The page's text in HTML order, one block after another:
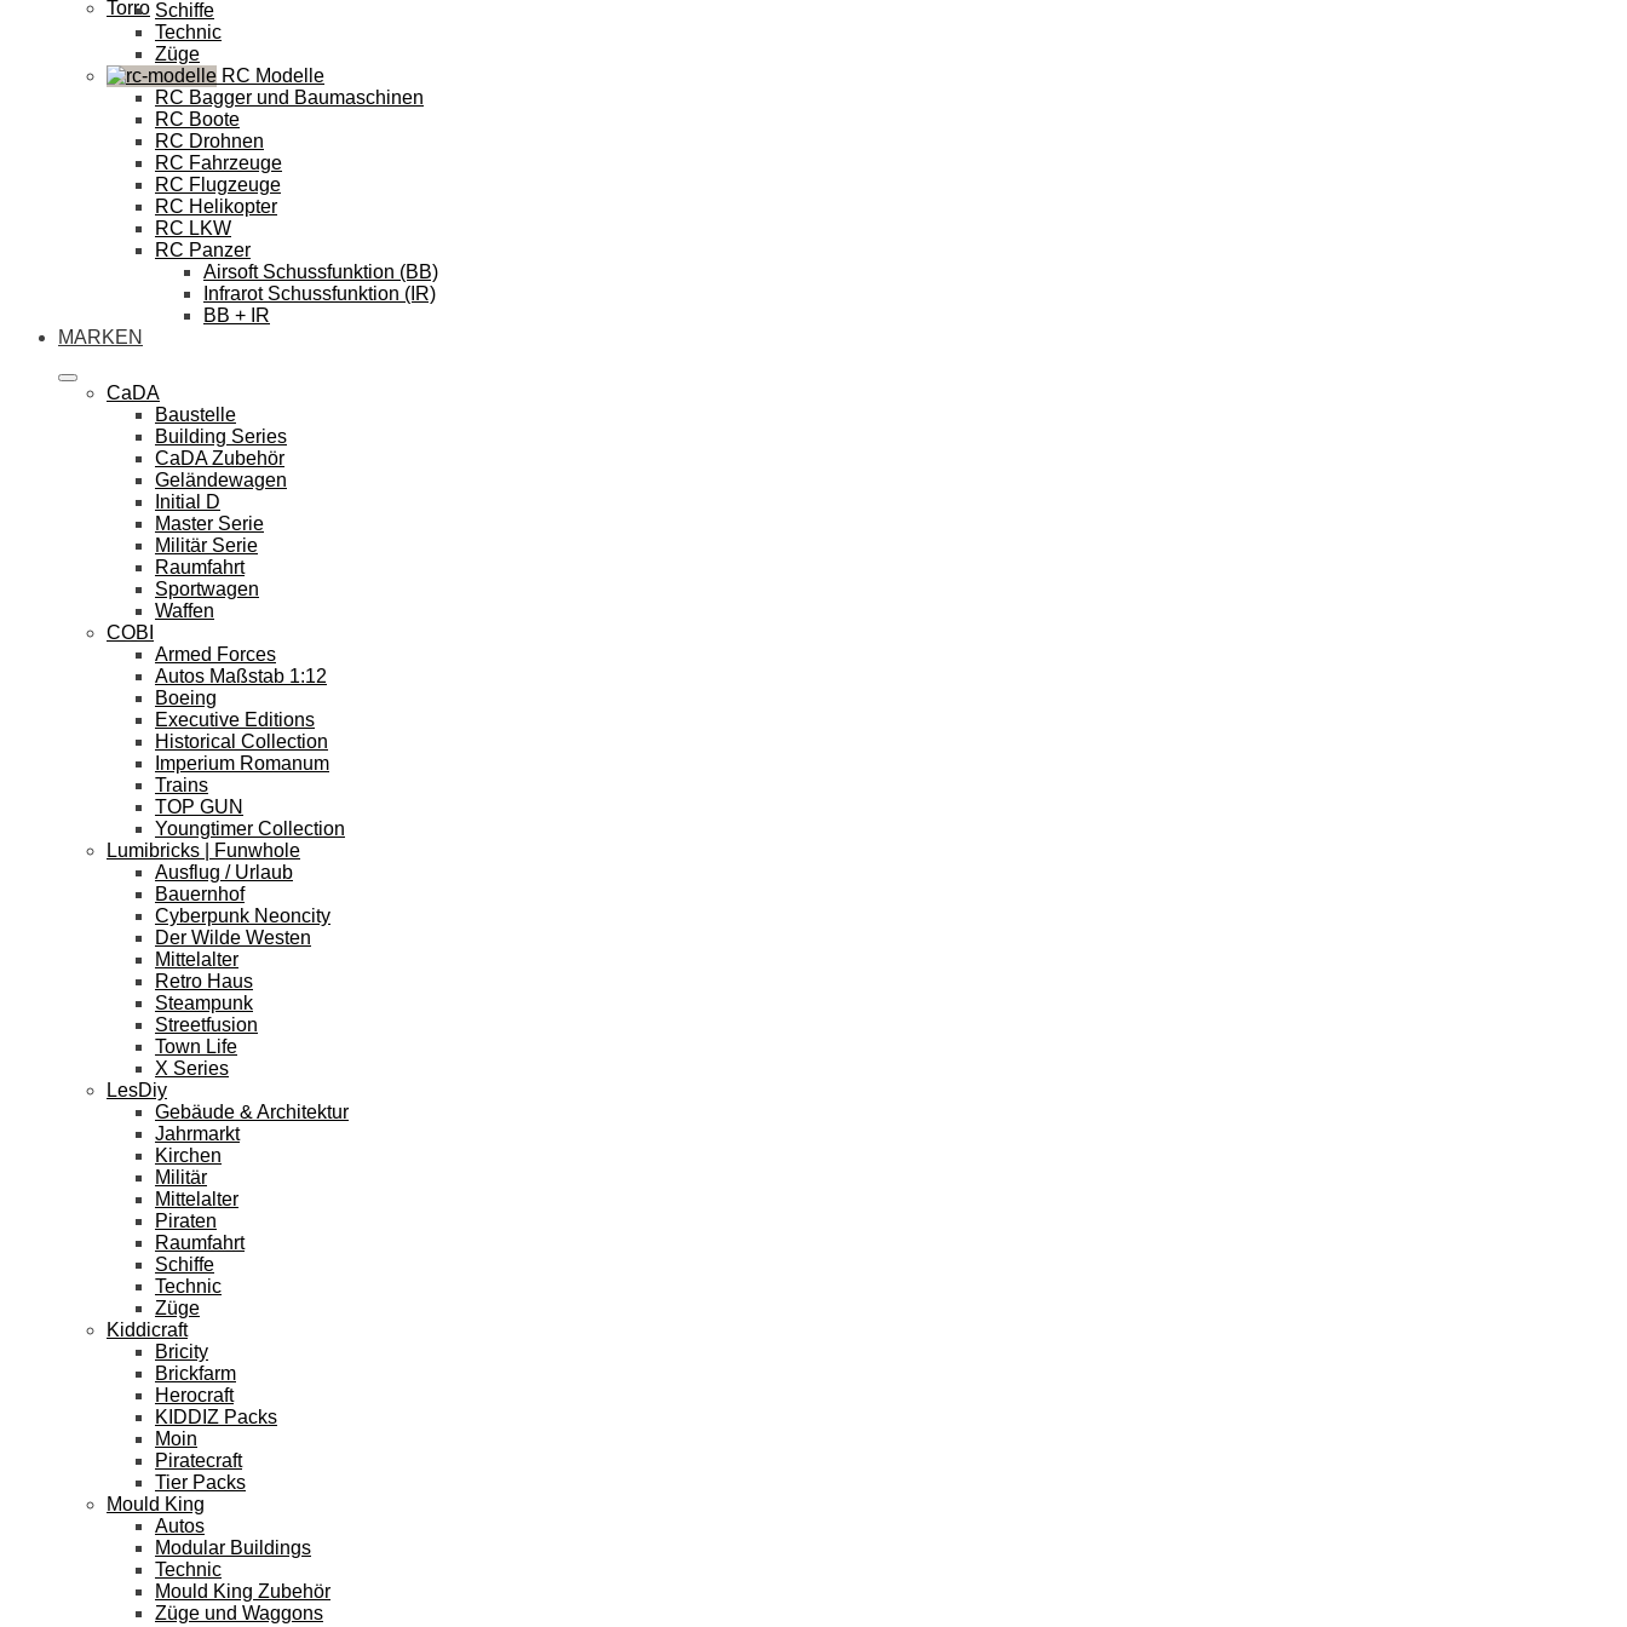
Torro Schiffe
Technic
Züge
RC Modelle
RC Bagger und Baumaschinen
RC Boote
RC Drohnen
RC Fahrzeuge
RC Flugzeuge
RC Helikopter
RC LKW
RC Panzer
Airsoft Schussfunktion (BB)
Infrarot Schussfunktion (IR)
BB + IR
MARKEN
CaDA
Baustelle
Building Series
CaDA Zubehör
Geländewagen
Initial D
Master Serie
Militär Serie
Raumfahrt
Sportwagen
Waffen
COBI
Armed Forces
Autos Maßstab 1:12
Boeing
Executive Editions
Historical Collection
Imperium Romanum
Trains
TOP GUN
Youngtimer Collection
Lumibricks | Funwhole
Ausflug / Urlaub
Bauernhof
Cyberpunk Neoncity
Der Wilde Westen
Mittelalter
Retro Haus
Steampunk
Streetfusion
Town Life
X Series
LesDiy
Gebäude & Architektur
Jahrmarkt
Kirchen
Militär
Mittelalter
Piraten
Raumfahrt
Schiffe
Technic
Züge
Kiddicraft
Bricity
Brickfarm
Herocraft
KIDDIZ Packs
Moin
Piratecraft
Tier Packs
Mould King
Autos
Modular Buildings
Technic
Mould King Zubehör
Züge und Waggons